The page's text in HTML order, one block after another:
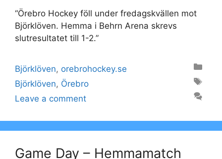
“Örebro Hockey föll under fredagskvällen mot
Björklöven. Hemma i Behrn Arena skrevs
slutresultatet till 1-2.”
Categories
Björklöven, orebrohockey.se
Tags
Björklöven, Örebro
Leave a comment
Game Day – Hemmamatch